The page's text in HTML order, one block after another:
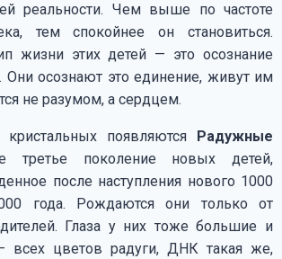
реальности. Чем выше по частоте
тем спокойнее он становиться.
жизни этих детей — это осознание
Они осознают это единение, живут им
не разумом, а сердцем.
появляются
Радужные
поколение новых детей,
после наступления нового 1000
года. Рождаются они только от
Глаза у них тоже большие и
всех цветов радуги, ДНК такая же,